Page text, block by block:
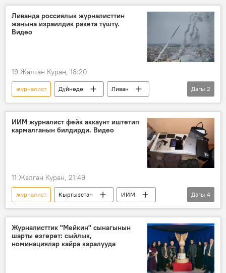
дипломат
РИА Новости Видео
Ливанда россиялык журналисттин
жанына израилдик ракета түштү.
Видео
19 Жалган Куран, 18:20
журналист Дүйнөдө
Ливан
Израиль
ракета
Дагы 2
ИИМ журналист фейк аккаунт иштетип
кармалганын билдирди. Видео
11 Жалган Куран, 21:49
журналист Кыргызстан
ИИМ
тинтүү
фейк
аккаунт
кармоо
Дагы 4
Журналисттик "Мейкин" сынагынын
шарты өзгөрөт: сыйлык,
номинациялар кайра каралууда